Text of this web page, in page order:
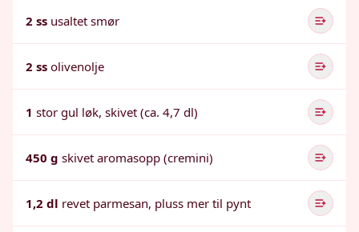
2 ss usaltet smør
2 ss olivenolje
1 stor gul løk, skivet (ca. 4,7 dl)
450 g skivet aromasopp (cremini)
1,2 dl revet parmesan, pluss mer til pynt